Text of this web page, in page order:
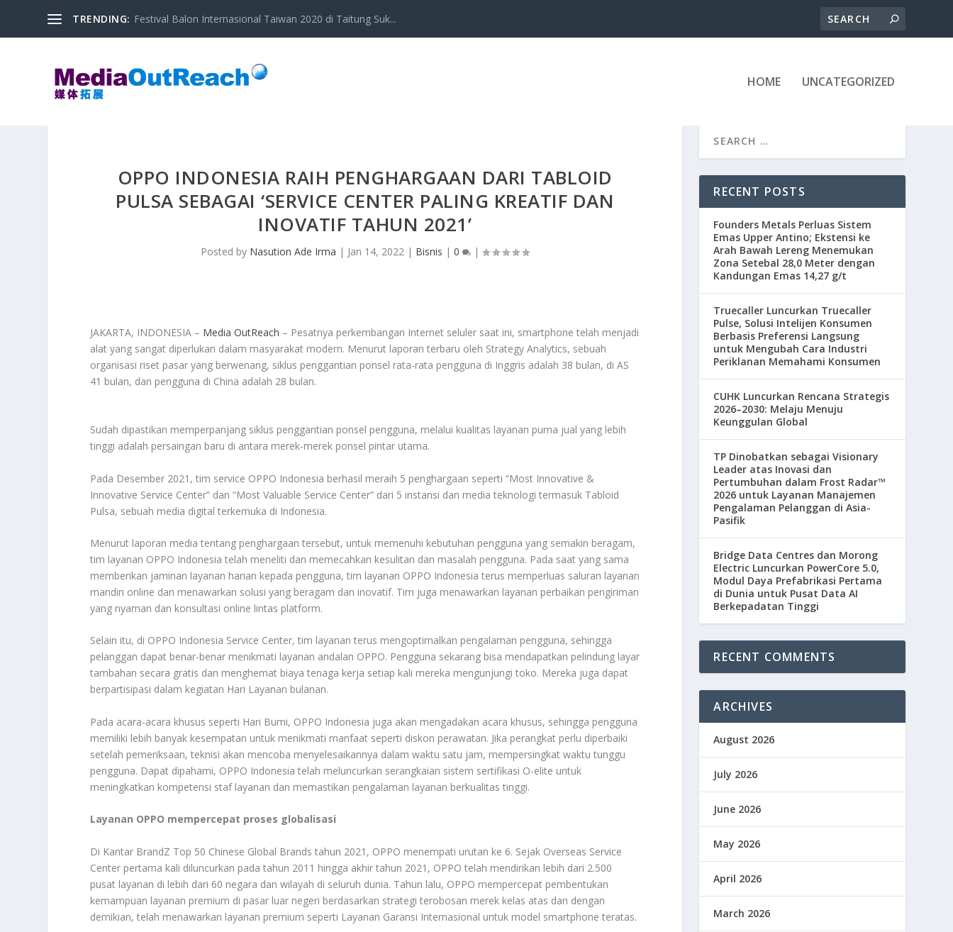
TRENDING: Festival Balon Internasional Taiwan 2020 di Taitung Suk...
HOME UNCATEGORIZED
OPPO INDONESIA RAIH PENGHARGAAN DARI TABLOID
PULSA SEBAGAI ‘SERVICE CENTER PALING KREATIF DAN
INOVATIF TAHUN 2021’
Posted by Nasution Ade Irma | Jan 14, 2022 | Bisnis |0 |
JAKARTA, INDONESIA – Media OutReach – Pesatnya perkembangan Internet seluler saat ini, smartphone telah menjadi
alat yang sangat diperlukan dalam masyarakat modern. Menurut laporan terbaru oleh Strategy Analytics, sebuah
organisasi riset pasar yang berwenang, siklus penggantian ponsel rata-rata pengguna di Inggris adalah 38 bulan, di AS
41 bulan, dan pengguna di China adalah 28 bulan.
Sudah dipastikan memperpanjang siklus penggantian ponsel pengguna, melalui kualitas layanan purna jual yang lebih
tinggi adalah persaingan baru di antara merek-merek ponsel pintar utama.
Pada Desember 2021, tim service OPPO Indonesia berhasil meraih 5 penghargaan seperti “Most Innovative &
Innovative Service Center” dan “Most Valuable Service Center” dari 5 instansi dan media teknologi termasuk Tabloid
Pulsa, sebuah media digital terkemuka di Indonesia.
Menurut laporan media tentang penghargaan tersebut, untuk memenuhi kebutuhan pengguna yang semakin beragam,
tim layanan OPPO Indonesia telah meneliti dan memecahkan kesulitan dan masalah pengguna. Pada saat yang sama
memberikan jaminan layanan harian kepada pengguna, tim layanan OPPO Indonesia terus memperluas saluran layanan
mandiri online dan menawarkan solusi yang beragam dan inovatif. Tim juga menawarkan layanan perbaikan pengiriman
yang nyaman dan konsultasi online lintas platform.
Selain itu, di OPPO Indonesia Service Center, tim layanan terus mengoptimalkan pengalaman pengguna, sehingga
pelanggan dapat benar-benar menikmati layanan andalan OPPO. Pengguna sekarang bisa mendapatkan pelindung layar
tambahan secara gratis dan menghemat biaya tenaga kerja setiap kali mereka mengunjungi toko. Mereka juga dapat
berpartisipasi dalam kegiatan Hari Layanan bulanan.
Pada acara-acara khusus seperti Hari Bumi, OPPO Indonesia juga akan mengadakan acara khusus, sehingga pengguna
memiliki lebih banyak kesempatan untuk menikmati manfaat seperti diskon perawatan. Jika perangkat perlu diperbaiki
setelah pemeriksaan, teknisi akan mencoba menyelesaikannya dalam waktu satu jam, mempersingkat waktu tunggu
pengguna. Dapat dipahami, OPPO Indonesia telah meluncurkan serangkaian sistem sertifikasi O-elite untuk
meningkatkan kompetensi staf layanan dan memastikan pengalaman layanan berkualitas tinggi.
Layanan OPPO mempercepat proses globalisasi
Di Kantar BrandZ Top 50 Chinese Global Brands tahun 2021, OPPO menempati urutan ke 6. Sejak Overseas Service
Center pertama kali diluncurkan pada tahun 2011 hingga akhir tahun 2021, OPPO telah mendirikan lebih dari 2.500
pusat layanan di lebih dari 60 negara dan wilayah di seluruh dunia. Tahun lalu, OPPO mempercepat pembentukan
kemampuan layanan premium di pasar luar negeri berdasarkan strategi terobosan merek kelas atas dan dengan
demikian, telah menawarkan layanan premium seperti Layanan Garansi Internasional untuk model smartphone teratas.
RECENT POSTS
Founders Metals Perluas Sistem
Emas Upper Antino; Ekstensi ke
Arah Bawah Lereng Menemukan
Zona Setebal 28,0 Meter dengan
Kandungan Emas 14,27 g/t
Truecaller Luncurkan Truecaller
Pulse, Solusi Intelijen Konsumen
Berbasis Preferensi Langsung
untuk Mengubah Cara Industri
Periklanan Memahami Konsumen
CUHK Luncurkan Rencana Strategis
2026–2030: Melaju Menuju
Keunggulan Global
TP Dinobatkan sebagai Visionary
Leader atas Inovasi dan
Pertumbuhan dalam Frost Radar™
2026 untuk Layanan Manajemen
Pengalaman Pelanggan di Asia-
Pasifik
Bridge Data Centres dan Morong
Electric Luncurkan PowerCore 5.0,
Modul Daya Prefabrikasi Pertama
di Dunia untuk Pusat Data AI
Berkepadatan Tinggi
RECENT COMMENTS
ARCHIVES
August 2026
July 2026
June 2026
May 2026
April 2026
March 2026